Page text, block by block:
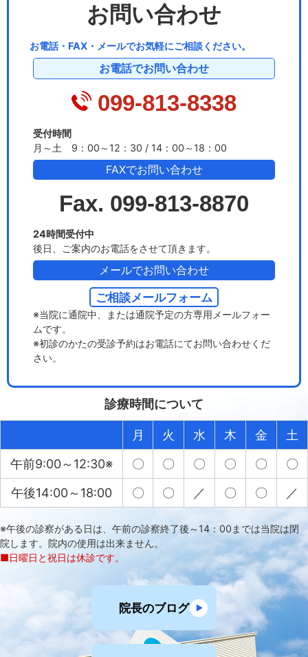
お問い合わせ
お電話・FAX・メールでお気軽にご相談ください。
お電話でお問い合わせ
099-813-8338
受付時間
月～土 9：00～12：30 / 14：00～18：00
FAXでお問い合わせ
Fax. 099-813-8870
24時間受付中
後日、ご案内のお電話をさせて頂きます。
メールでお問い合わせ
ご相談メールフォーム
※当院に通院中、または通院予定の方専用メールフォー
ムです。
※初診のかたの受診予約はお電話にてお問い合わせくだ
さい。
診療時間について
月 火 水 木 金
土
午前9:00～12:30※
〇 〇 〇 〇 〇
〇
午後14:00～18:00
〇 〇 ／ 〇 〇 ／
※午後の診察がある日は、午前の診察終了後～14：00までは当院は閉
院します。院内の使用は出来ません。
■日曜日と祝日は休診です。
院長のブログ